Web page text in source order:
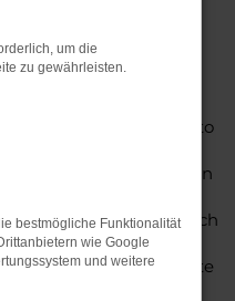
Jahreswagen
Fahrzeug ist wie
und Umgebung
Verarbeitung
kommt, dass in puncto
regelrecht
sich vor allem in Sachen
widerspiegelt. Und
Kenner sprichwörtlich
kurzen Worten: für
eine perfekte
einem Neuwagen
um die
zu gewährleisten.
bestmögliche Funktionalität
wie Google
und weitere